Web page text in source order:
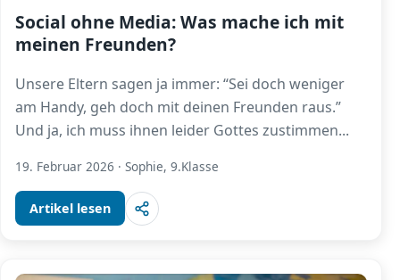
Social ohne Media: Was mache ich mit
meinen Freunden?
Unsere Eltern sagen ja immer: “Sei doch weniger
am Handy, geh doch mit deinen Freunden raus.”
Und ja, ich muss ihnen leider Gottes zustimmen...
19. Februar 2026 · Sophie, 9.Klasse
Artikel lesen